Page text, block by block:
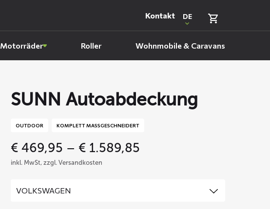
Kontakt
DE
Motorräder Roller Wohnmobile & Caravans
SUNN Autoabdeckung
OUTDOOR KOMPLETT MASSGESCHNEIDERT
€ 469,95 – € 1.589,85
inkl. MwSt, zzgl. Versandkosten